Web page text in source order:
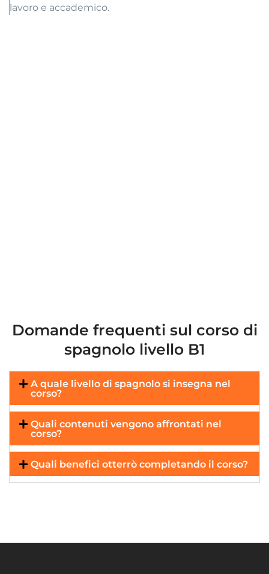
lavoro e accademico.
Domande frequenti sul corso di
spagnolo livello B1
A quale livello di spagnolo si insegna nel
corso?
Quali contenuti vengono affrontati nel
corso?
Quali benefici otterrò completando il corso?